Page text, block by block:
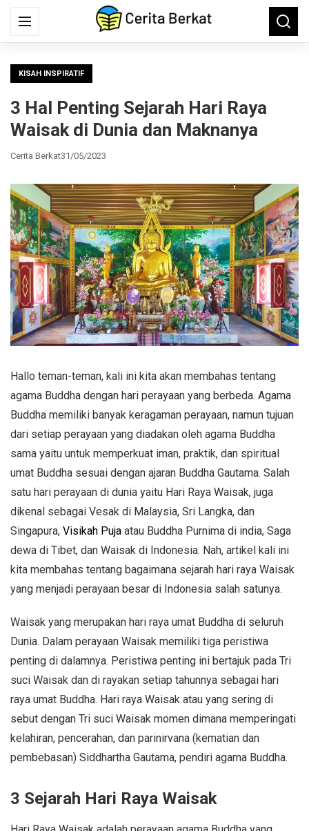
Menu
Search
for:
KISAH INSPIRATIF
3 Hal Penting Sejarah Hari Raya
Waisak di Dunia dan Maknanya
Cerita Berkat31/05/2023
Hallo teman-teman, kali ini kita akan membahas tentang
agama Buddha dengan hari perayaan yang berbeda. Agama
Buddha memiliki banyak keragaman perayaan, namun tujuan
dari setiap perayaan yang diadakan oleh agama Buddha
sama yaitu untuk memperkuat iman, praktik, dan spiritual
umat Buddha sesuai dengan ajaran Buddha Gautama. Salah
satu hari perayaan di dunia yaitu Hari Raya Waisak, juga
dikenal sebagai Vesak di Malaysia, Sri Langka, dan
Singapura, Visikah Puja atau Buddha Purnima di india, Saga
dewa di Tibet, dan Waisak di Indonesia. Nah, artikel kali ini
kita membahas tentang bagaimana sejarah hari raya Waisak
yang menjadi perayaan besar di Indonesia salah satunya.
Waisak yang merupakan hari raya umat Buddha di seluruh
Dunia. Dalam perayaan Waisak memiliki tiga peristiwa
penting di dalamnya. Peristiwa penting ini bertajuk pada Tri
suci Waisak dan di rayakan setiap tahunnya sebagai hari
raya umat Buddha. Hari raya Waisak atau yang sering di
sebut dengan Tri suci Waisak momen dimana memperingati
kelahiran, pencerahan, dan parinirvana (kematian dan
pembebasan) Siddhartha Gautama, pendiri agama Buddha.
3 Sejarah Hari Raya Waisak